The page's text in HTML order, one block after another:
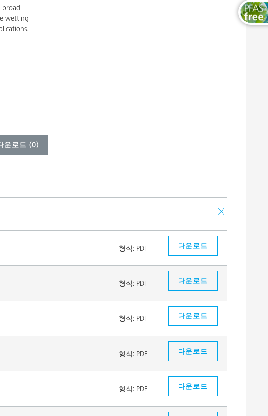
broad
wetting
운로드 (0)
형식: PDF 다운로드
형식: PDF 다운로드
형식: PDF 다운로드
형식: PDF 다운로드
형식: PDF 다운로드